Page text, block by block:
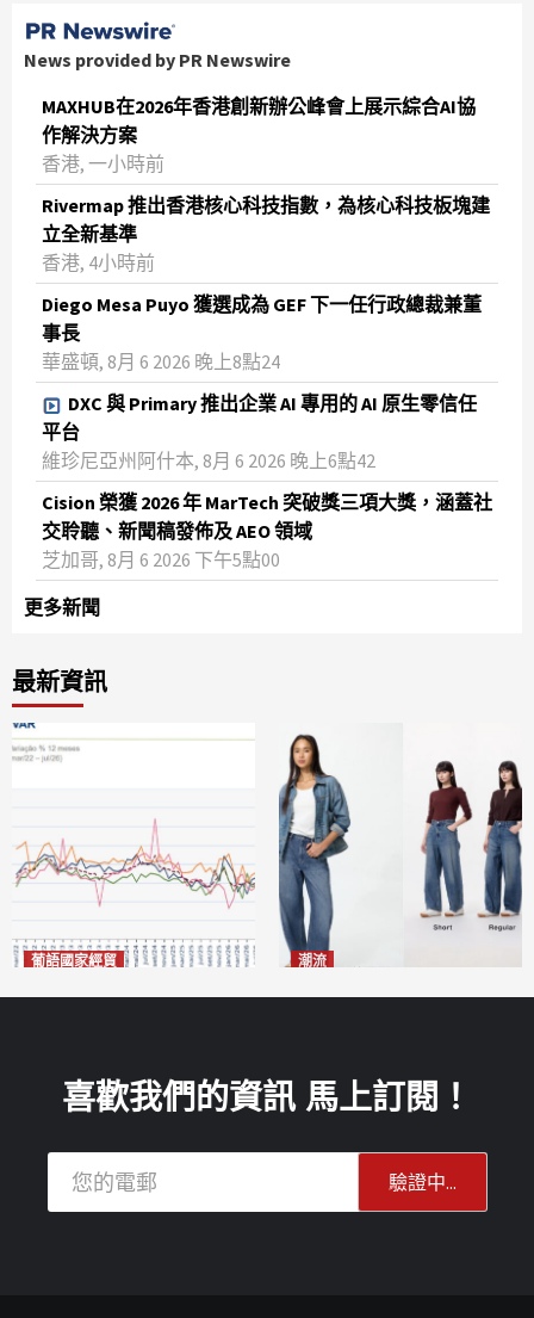
News provided by PR Newswire
MAXHUB在2026年香港創新辦公峰會上展示綜合AI協
作解決方案
香港, 一小時前
Rivermap 推出香港核心科技指數，為核心科技板塊建
立全新基準
香港, 4小時前
Diego Mesa Puyo 獲選成為 GEF 下一任行政總裁兼董
事長
華盛頓, 8月 6 2026 晚上8點24
DXC 與 Primary 推出企業 AI 專用的 AI 原生零信任
平台
維珍尼亞州阿什本, 8月 6 2026 晚上6點42
Cision 榮獲 2026 年 MarTech 突破獎三項大獎，涵蓋社
交聆聽、新聞稿發佈及 AEO 領域
芝加哥, 8月 6 2026 下午5點00
更多新聞
最新資訊
葡語國家經貿 潮流
喜歡我們的資訊 馬上訂閱！